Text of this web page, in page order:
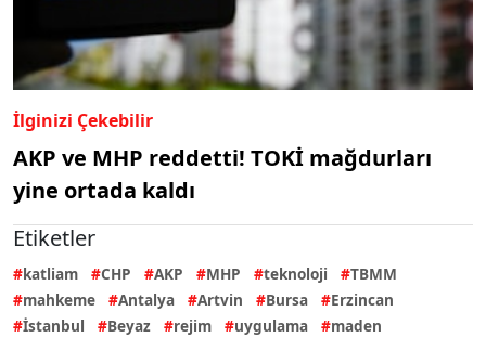
İlginizi Çekebilir
AKP ve MHP reddetti! TOKİ mağdurları
yine ortada kaldı
Etiketler
katliam CHP AKP MHP teknoloji
TBMM
mahkeme
Antalya Artvin Bursa
Erzincan
İstanbul
Beyaz rejim uygulama maden